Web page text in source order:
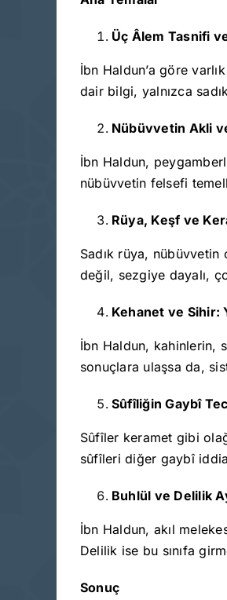
Üç Âlem Tasnifi
İbn Haldun’a göre
dair bilgi, yalnızca
Nübüvvetin Akli
İbn Haldun,
nübüvvetin felsefi
Rüya, Keşf ve
Sadık rüya,
değil, sezgiye dayalı,
Kehanet ve Sihir:
İbn Haldun, kahinlerin,
sonuçlara ulaşsa da,
Sûfîliğin Gaybî
Sûfîler keramet gibi
sûfîleri diğer gaybî
Buhlül ve Delilik
İbn Haldun, akıl
Delilik ise bu sınıfa
Sonuç